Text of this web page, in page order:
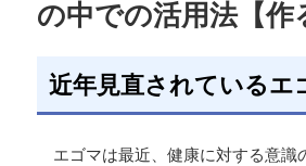
の中での活用法【作
近年見直されているエ
エゴマは最近、健康に対する意識